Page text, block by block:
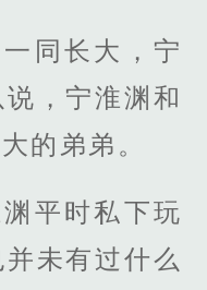
同长大，宁
，宁淮渊和
的弟弟。
平时私下玩
未有过什么